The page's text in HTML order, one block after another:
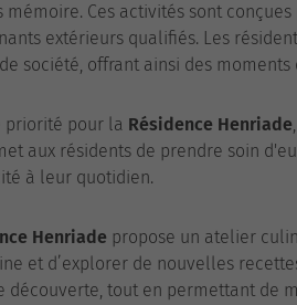
Ces activités sont
extérieurs qualifiés. Les
société, offrant ainsi des
priorité pour la Résidence Henriade
aux résidents de prendre soin
à leur quotidien.
Henriade propose un atelier
et d’explorer de nouvelles
découverte, tout en permettant de